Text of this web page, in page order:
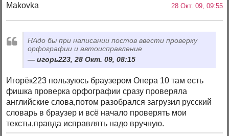
Makovka 28 Окт. 09, 09:55
НАдо бы при написании постов ввести проверку
орфографии и автоисправление
игорь223, 28 Окт. 09, 08:15
Игорёк223 пользуюсь браузером Опера 10 там есть
фишка проверка орфографии сразу проверяла
английские слова,потом разобрался загрузил русский
словарь в браузер и всё начало проверять мои
тексты,правда исправлять надо вручную.